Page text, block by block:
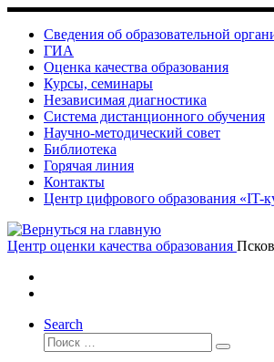
Skip
content
Сведения об образовательной
ГИА
Оценка качества образования
Курсы, семинары
Независимая диагностика
Система дистанционного обучения
Научно-методический совет
Библиотека
Горячая линия
Контакты
Центр цифрового образования «IT-
Центр оценки качества образования
Search
Поиск
Поиск